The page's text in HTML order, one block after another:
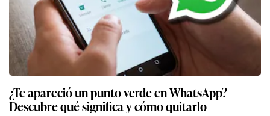
¿Te apareció un punto verde en WhatsApp?
Descubre qué significa y cómo quitarlo